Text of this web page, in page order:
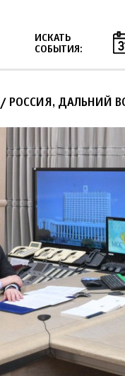
ИСКАТЬ
СОБЫТИЯ:
/ РОССИЯ, ДАЛЬНИЙ